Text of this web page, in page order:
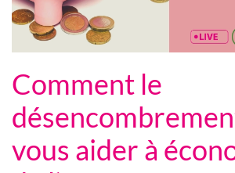
Comment le
vous aider à